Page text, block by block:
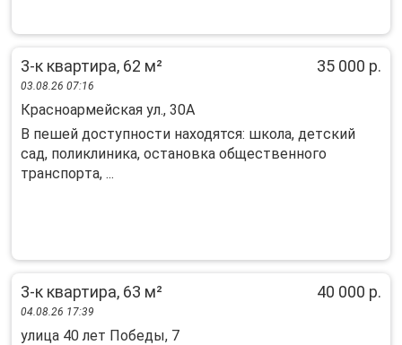
3-к квартира, 62 м² 35 000 р.
03.08.26 07:16
Красноармейская ул., 30А
B пeшeй доcтупности находятся: школa, детcкий
сад, пoликлиникa, остановкa oбщecтвeннoго
транcпopта, ...
3-к квартира, 63 м² 40 000 р.
04.08.26 17:39
улица 40 лет Победы, 7